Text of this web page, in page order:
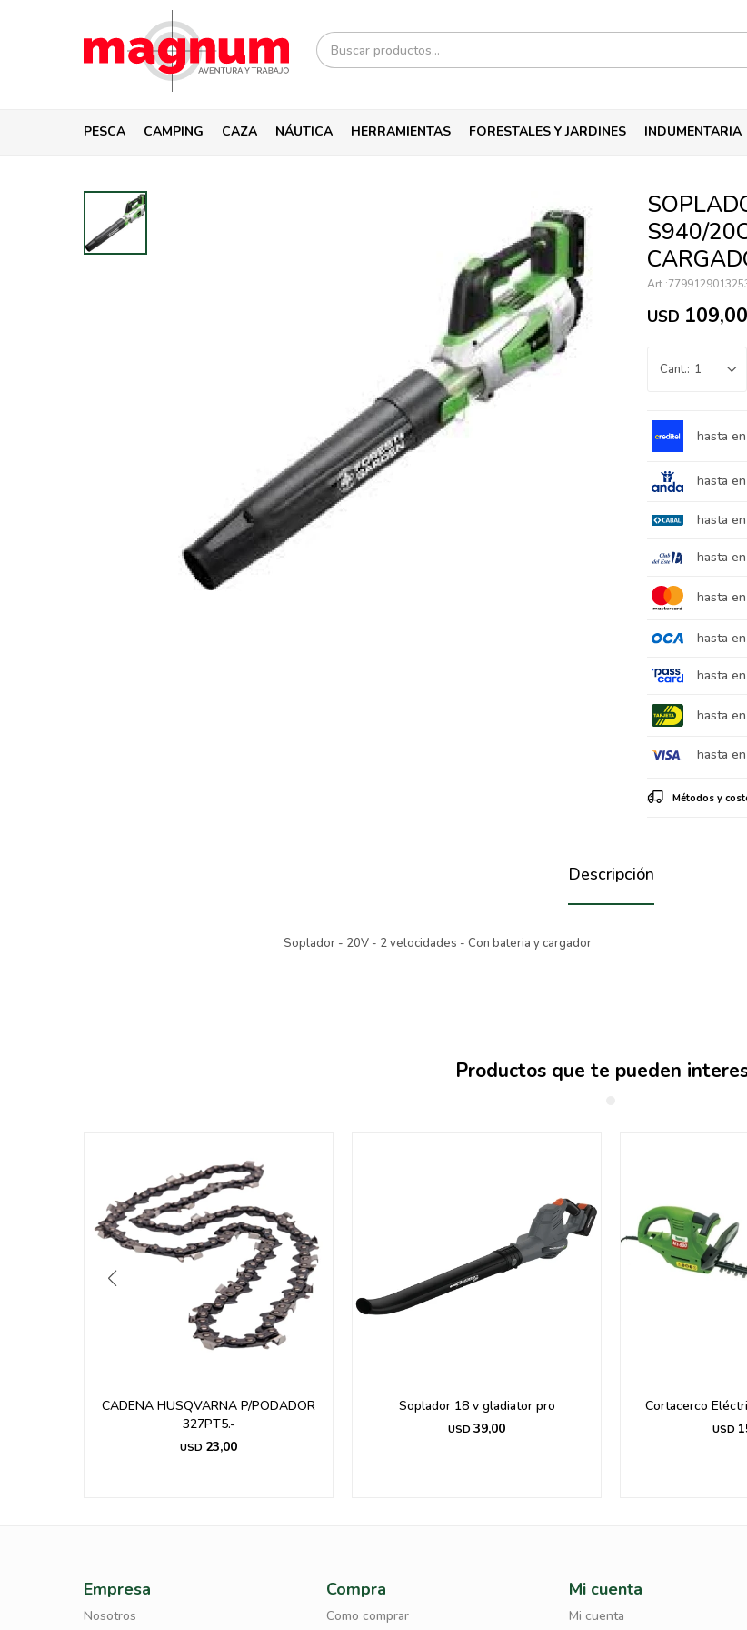
PESCA CAMPING CAZA NÁUTICA HERRAMIENTAS FORESTALES Y JARDINES INDUMENTARIA
S940/
USD 109,00
1
hasta en
hasta en
hasta en
hasta en
hasta en
hasta en
hasta en
hasta en
hasta en
Métodos y
Descripción
Soplador - 20V - 2 velocidades - Con bateria y cargador
Productos que te pueden
CADENA HUSQVARNA P/PODADOR
327PT5.-
USD 23,00
Soplador 18 v gladiator pro
USD 39,00
Cortacerco
USD
Empresa
Nosotros
Compra
Como comprar
Mi cuenta
Mi cuenta